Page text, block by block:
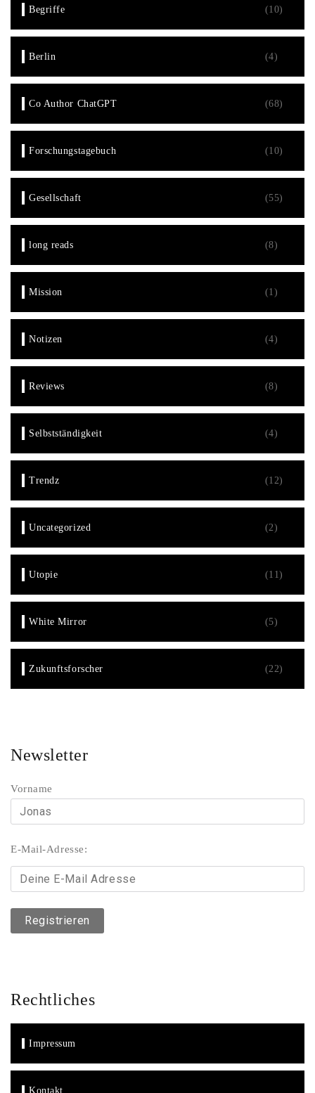
Begriffe (10)
Berlin (4)
Co Author ChatGPT (68)
Forschungstagebuch (10)
Gesellschaft (55)
long reads (8)
Mission (1)
Notizen (4)
Reviews (8)
Selbstständigkeit (4)
Trendz (12)
Uncategorized (2)
Utopie (11)
White Mirror (5)
Zukunftsforscher (22)
Newsletter
Vorname
E-Mail-Adresse:
Rechtliches
Impressum
Kontakt